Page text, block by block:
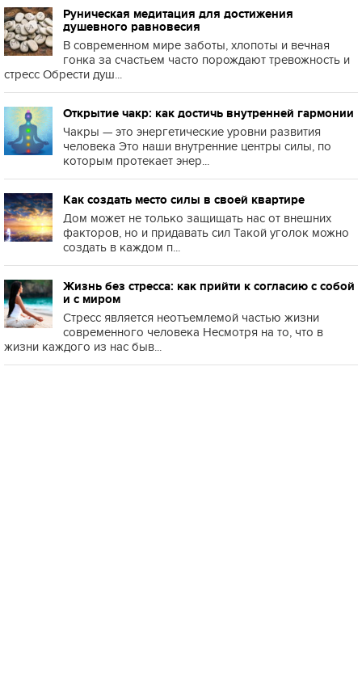
Руническая медитация для достижения
душевного равновесия
В современном мире заботы, хлопоты и вечная
гонка за счастьем часто порождают тревожность и
стресс Обрести душ...
Открытие чакр: как достичь внутренней гармонии
Чакры — это энергетические уровни развития
человека Это наши внутренние центры силы, по
которым протекает энер...
Как создать место силы в своей квартире
Дом может не только защищать нас от внешних
факторов, но и придавать сил Такой уголок можно
создать в каждом п...
Жизнь без стресса: как прийти к согласию с собой
и с миром
Стресс является неотъемлемой частью жизни
современного человека Несмотря на то, что в
жизни каждого из нас быв...